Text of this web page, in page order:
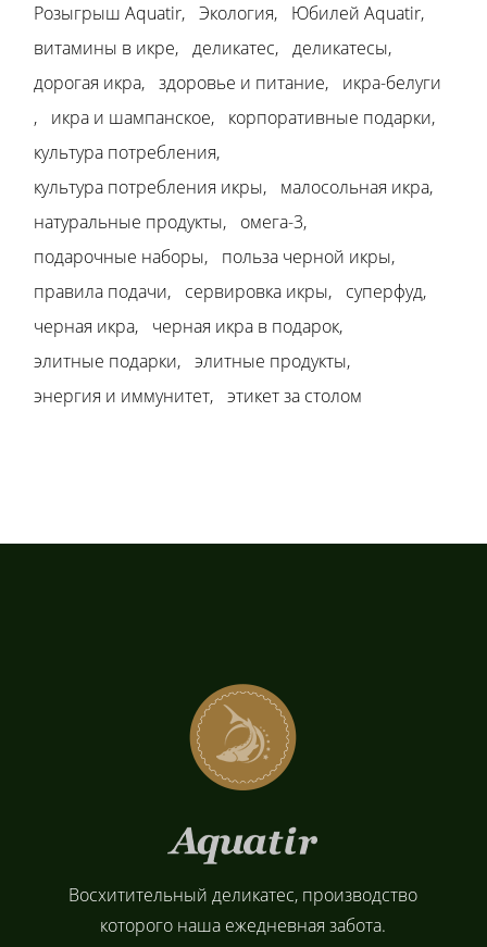
Розыгрыш Aquatir
Экология
Юбилей Aquatir
витамины в икре
деликатес
деликатесы
дорогая икра
здоровье и питание
икра-белуги
икра и шампанское
корпоративные подарки
культура потребления
культура потребления икры
малосольная икра
натуральные продукты
омега-3
подарочные наборы
польза черной икры
правила подачи
сервировка икры
суперфуд
черная икра
черная икра в подарок
элитные подарки
элитные продукты
энергия и иммунитет
этикет за столом
Восхитительный деликатес, производство
которого наша ежедневная забота.